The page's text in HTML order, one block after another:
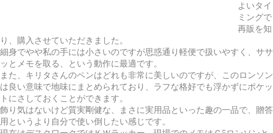
よいタイ
ミングで
再販を知
り、購入させていただきました。
細身でやや私の手には小さいのですが思惑通り軽便で扱いやすく、ササ
ッとメモを取る、という動作に最適です。
また、キリタさんのペンはどれも非常に美しいのですが、このロンソン
は良い意味で地味にまとめられており、ラフな格好でも浮かずにポケッ
トにさしておくことができます。
飾り気はないけど質実剛健な、まさに実用品といった趣の一品で、贈答
用というより自分で使い倒したい感じです。